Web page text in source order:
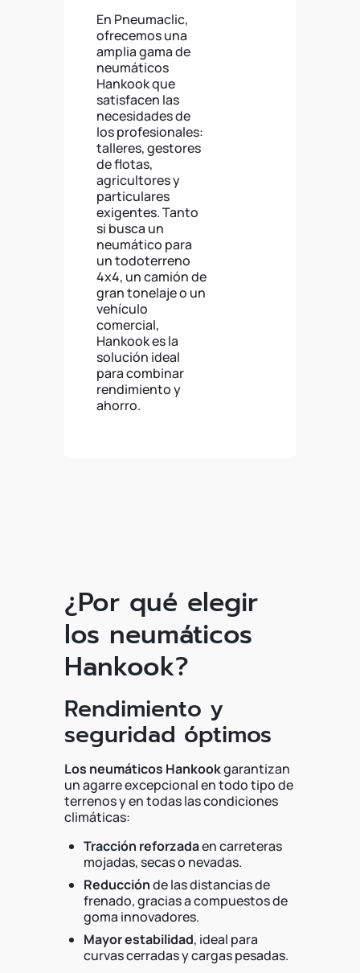
En Pneumaclic,
ofrecemos una
amplia gama de
neumáticos
Hankook que
satisfacen las
necesidades de
los profesionales:
talleres, gestores
de flotas,
agricultores y
particulares
exigentes. Tanto
si busca un
neumático para
un todoterreno
4x4, un camión de
gran tonelaje o un
vehículo
comercial,
Hankook es la
solución ideal
para combinar
rendimiento y
ahorro.
¿Por qué elegir
los neumáticos
Hankook?
Rendimiento y
seguridad óptimos
Los neumáticos Hankookgarantizan
un agarre excepcional en todo tipo de
terrenos y en todas las condiciones
climáticas:
Tracción reforzadaen carreteras
mojadas, secas o nevadas.
Reducciónde las distancias de
frenado, gracias a compuestos de
goma innovadores.
Mayor estabilidad, ideal para
curvas cerradas y cargas pesadas.